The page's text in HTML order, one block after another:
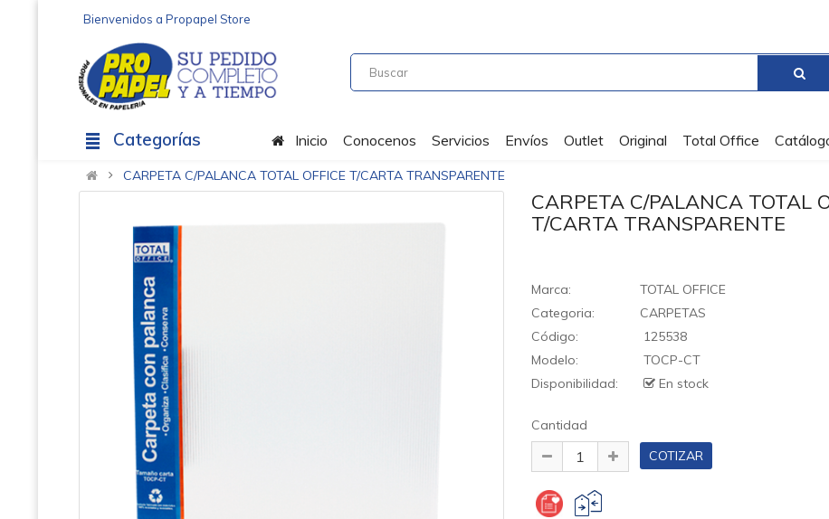
Bienvenidos a Propapel Store
Categorías Inicio Conocenos Servicios Envíos Outlet Original Total Office
CARPETA C/PALANCA TOTAL OFFICE T/CARTA TRANSPARENTE
CARPETA C/PALANCA TOTAL
T/CARTA TRANSPARENTE
Marca:
TOTAL OFFICE
Categoria:
CARPETAS
Código:
125538
Modelo:
TOCP-CT
Disponibilidad:
En stock
Cantidad